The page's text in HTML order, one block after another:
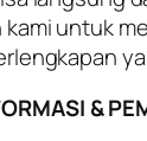
untuk
&